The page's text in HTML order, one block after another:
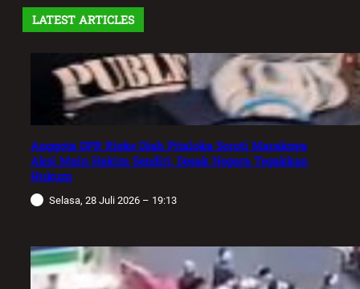
LATEST ARTICLES
Anggota DPR Rieke Diah Pitaloka Soroti Maraknya
Aksi Main Hakim Sendiri, Desak Negara Tegakkan
Hukum
Selasa, 28 Juli 2026 – 19:13